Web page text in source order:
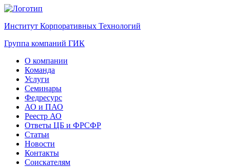
Институт Корпоративных Технологий
Группа компаний ГИК
О компании
Команда
Услуги
Семинары
Федресурс
АО и ПАО
Реестр АО
Ответы ЦБ и ФРСФР
Статьи
Новости
Контакты
Соискателям